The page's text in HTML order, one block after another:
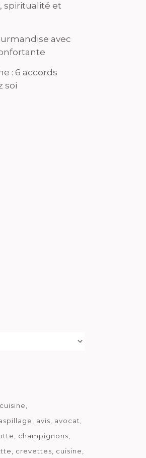
spiritualité et
avec
: 6 accords
soi
avis
avocat
champignons
crevettes
cuisine